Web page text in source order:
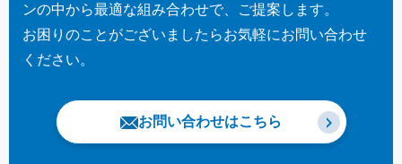
ンの中から最適な組み合わせで、ご提案します。
お困りのことがございましたらお気軽にお問い合わせ
ください。
お問い合わせはこちら